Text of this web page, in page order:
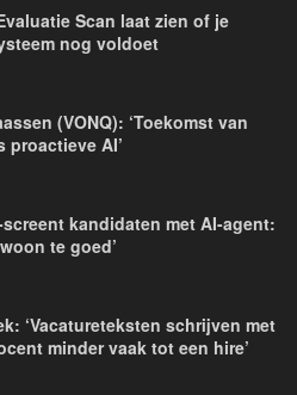
Scan laat zien of je
nog voldoet
(VONQ): ‘Toekomst van
proactieve AI’
kandidaten met AI-agent:
te goed’
‘Vacatureteksten schrijven met
minder vaak tot een hire’